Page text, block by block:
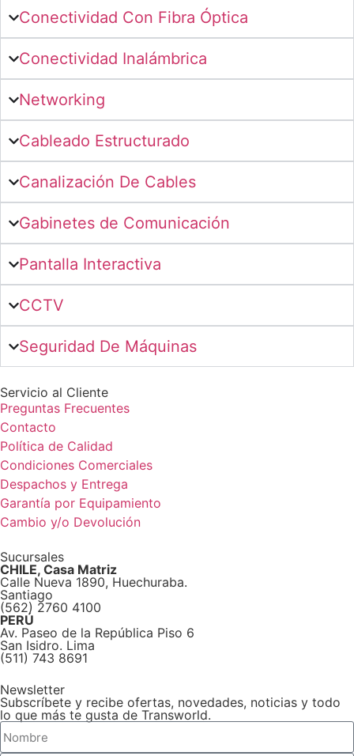
Conectividad Con Fibra Óptica
Conectividad Inalámbrica
Networking
Cableado Estructurado
Canalización De Cables
Gabinetes de Comunicación
Pantalla Interactiva
CCTV
Seguridad De Máquinas
Servicio al Cliente
Preguntas Frecuentes
Contacto
Política de Calidad
Condiciones Comerciales
Despachos y Entrega
Garantía por Equipamiento
Cambio y/o Devolución
Sucursales
CHILE, Casa Matriz
Calle Nueva 1890, Huechuraba.
Santiago
(562) 2760 4100
PERÚ
Av. Paseo de la República Piso 6
San Isidro. Lima
(511) 743 8691
Newsletter
Subscríbete y recibe ofertas, novedades, noticias y todo
lo que más te gusta de Transworld.